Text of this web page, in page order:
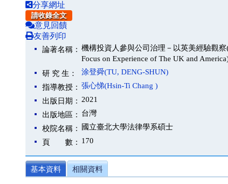
分享網址
請收錄全文
意見回饋
友善列印
論著名稱： 機構投資人參與公司治理－以英美經驗觀察
Focus on Experience of The UK and
研 究 生：
涂登舜(TU, DENG-SHUN)
指導教授： 張心悌(Hsin-Ti Chang )
出版日期： 2021
出版地區： 台灣
校院名稱：
國立臺北大學法律學系碩士
頁 數： 170
基本資料 相關資料